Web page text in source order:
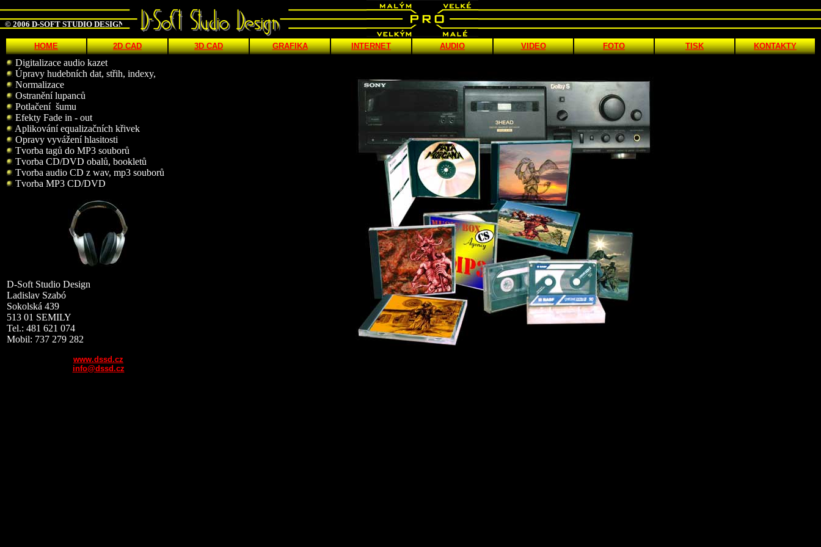
© 2006 D-SOFT STUDIO DESIGN
HOME 2D CAD 3D CAD GRAFIKA INTERNET AUDIO VIDEO FOTO TISK KONTAKTY
Digitalizace audio kazet
Úpravy hudebních dat, střih, indexy,
Normalizace
Ostranění lupanců
Potlačení šumu
Efekty Fade in - out
Aplikování equalizačních křivek
Opravy vyvážení hlasitosti
Tvorba tagů do MP3 souborů
Tvorba CD/DVD obalů, bookletů
Tvorba audio CD z wav, mp3 souborů
Tvorba MP3 CD/DVD
D-Soft Studio Design
Ladislav Szabó
Sokolská 439
513 01 SEMILY
Tel.: 481 621 074
Mobil: 737 279 282
www.dssd.cz
info@dssd.cz